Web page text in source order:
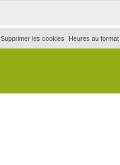
Heures au format
Supprimer les cookies